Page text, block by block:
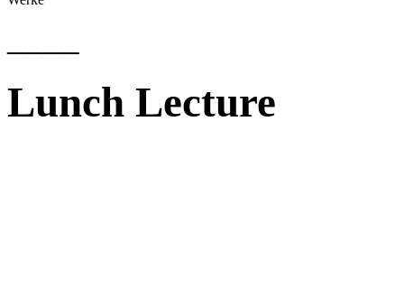
Lunch Lecture